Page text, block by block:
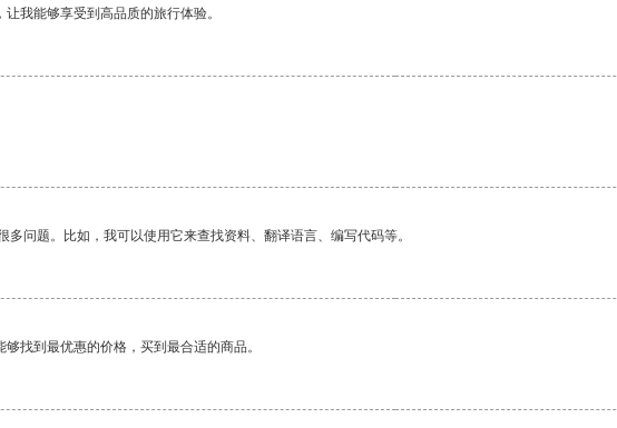
我能够享受到高品质的旅行体验。
问题。比如，我可以使用它来查找资料、翻译语言、编写代码等。
找到最优惠的价格，买到最合适的商品。